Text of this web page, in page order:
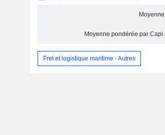
Moyenne
Moyenne pondérée par Capi.
Fret et logistique maritime - Autres